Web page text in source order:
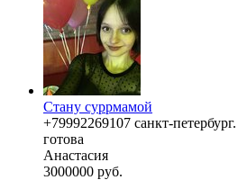
Стану суррмамой
+79992269107 санкт-
готова
Анастасия
3000000 руб.